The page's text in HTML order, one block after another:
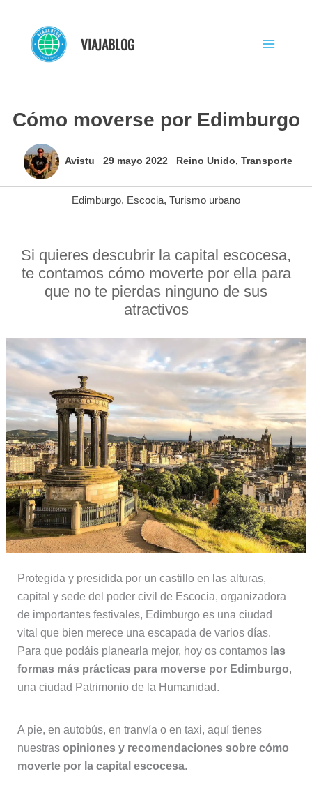
contenido
VIAJABLOG
Cómo moverse por Edimburgo
Avistu 29 mayo 2022 Reino Unido, Transporte
Edimburgo, Escocia, Turismo urbano
Si quieres descubrir la capital escocesa,
te contamos cómo moverte por ella para
que no te pierdas ninguno de sus
atractivos
Protegida y presidida por un castillo en las alturas,
capital y sede del poder civil de Escocia, organizadora
de importantes festivales, Edimburgo es una ciudad
vital que bien merece una escapada de varios días.
Para que podáis planearla mejor, hoy os contamos las
formas más prácticas para moverse por Edimburgo,
una ciudad Patrimonio de la Humanidad.
A pie, en autobús, en tranvía o en taxi, aquí tienes
nuestras opiniones y recomendaciones sobre cómo
moverte por la capital escocesa.